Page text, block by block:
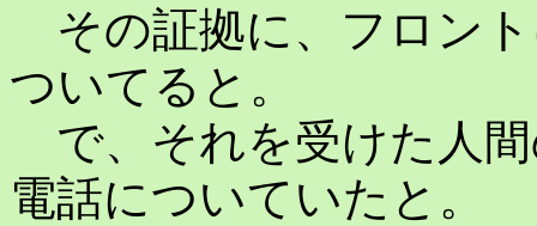
その証拠に、フロン
ついてると。
で、それを受けた人
電話についていたと。